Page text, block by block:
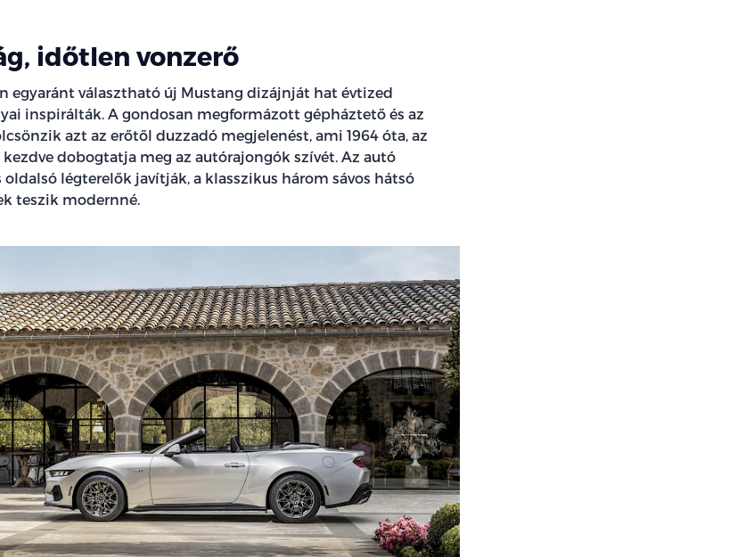
időtlen vonzerő
egyaránt választható új Mustang dizájnját hat évtized
inspirálták. A gondosan megformázott gépháztető és az
azt az erőtől duzzadó megjelenést, ami 1964 óta, az
dobogtatja meg az autórajongók szívét. Az autó
légterelők javítják, a klasszikus három sávos hátsó
teszik modernné.